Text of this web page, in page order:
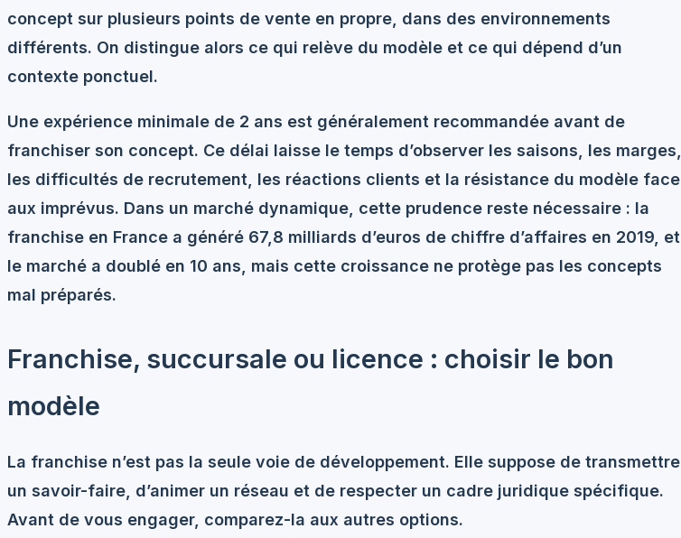
concept sur plusieurs points de vente en propre, dans des environnements
différents. On distingue alors ce qui relève du modèle et ce qui dépend d’un
contexte ponctuel.
Une expérience minimale de 2 ans est généralement recommandée avant de
franchiser son concept. Ce délai laisse le temps d’observer les saisons, les marges,
les difficultés de recrutement, les réactions clients et la résistance du modèle face
aux imprévus. Dans un marché dynamique, cette prudence reste nécessaire : la
franchise en France a généré 67,8 milliards d’euros de chiffre d’affaires en 2019, et
le marché a doublé en 10 ans, mais cette croissance ne protège pas les concepts
mal préparés.
Franchise, succursale ou licence : choisir le bon
modèle
La franchise n’est pas la seule voie de développement. Elle suppose de transmettre
un savoir-faire, d’animer un réseau et de respecter un cadre juridique spécifique.
Avant de vous engager, comparez-la aux autres options.